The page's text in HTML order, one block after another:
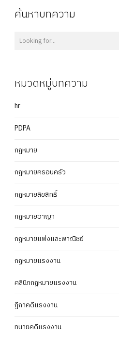
ค้นหาบทความ
หมวดหมู่บทความ
hr
PDPA
กฎหมาย
กฎหมายครอบครัว
กฎหมายลิขสิทธิ์
กฎหมายอาญา
กฎหมายแพ่งและพาณิชย์
กฏหมายแรงงาน
คลินิกกฎหมายแรงงาน
ฎีกาคดีแรงงาน
ทนายคดีแรงงาน